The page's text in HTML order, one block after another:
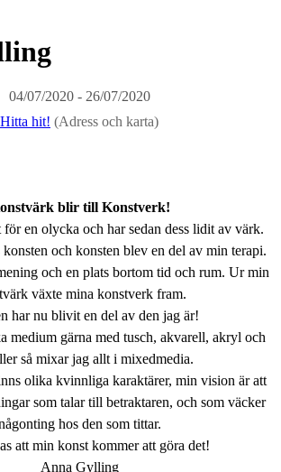
04/07/2020 - 26/07/2020
Hitta hit! (Adress och karta)
blir till Konstverk!
för en olycka och har sedan dess lidit av värk.
och konsten blev en del av min terapi.
och en plats bortom tid och rum. Ur min
växte mina konstverk fram.
har nu blivit en del av den jag är!
medium gärna med tusch, akvarell, akryl och
så mixar jag allt i mixedmedia.
olika kvinnliga karaktärer, min vision är att
som talar till betraktaren, och som väcker
hos den som tittar.
att min konst kommer att göra det!
Anna Gylling